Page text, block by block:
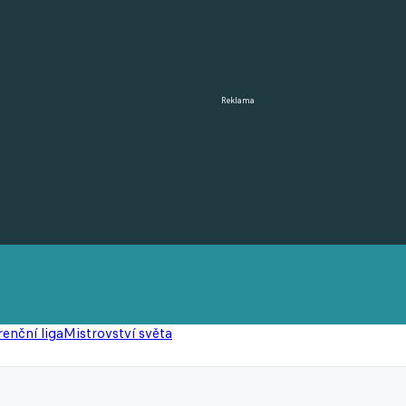
Reklama
ligaMistrovství světa